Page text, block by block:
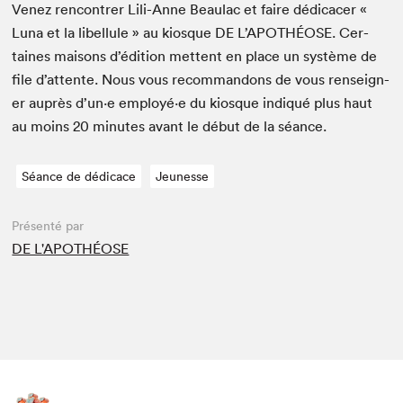
Venez ren­con­tr­er Lili-Anne Beaulac et faire dédi­cac­er «
Luna et la libel­lule » au kiosque DE L’APOTHÉOSE. Cer­
taines maisons d’édi­tion met­tent en place un sys­tème de
file d’at­tente. Nous vous recom­man­dons de vous ren­seign­
er auprès d’un·e employé·e du kiosque indiqué plus haut
au moins20 min­utes avant le début de la séance.
Séance de dédicace Jeunesse
Présenté par
DE L'APOTHÉOSE